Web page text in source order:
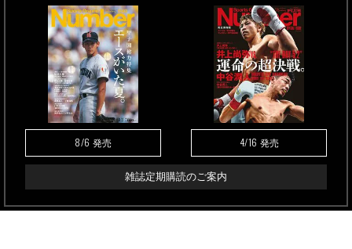
8/6 発売 4/16 発売
雑誌定期購読のご案内